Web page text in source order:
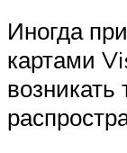
Иногда
картами